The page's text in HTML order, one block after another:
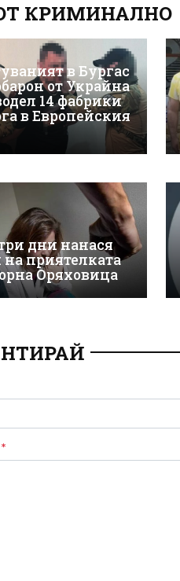
КРИМИНАЛНО
в Бургас
от Украйна
14 фабрики
в Европейския
дни нанася
на приятелката
Оряховица
*